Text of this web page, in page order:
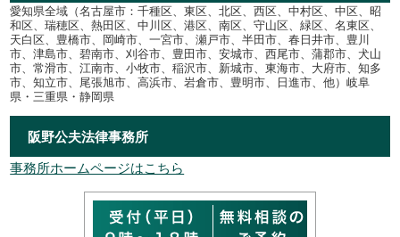
愛知県全域（名古屋市：千種区、東区、北区、西区、中村区、中区、昭
和区、瑞穂区、熱田区、中川区、港区、南区、守山区、緑区、名東区、
天白区、豊橋市、岡崎市、一宮市、瀬戸市、半田市、春日井市、豊川
市、津島市、碧南市、刈谷市、豊田市、安城市、西尾市、蒲郡市、犬山
市、常滑市、江南市、小牧市、稲沢市、新城市、東海市、大府市、知多
市、知立市、尾張旭市、高浜市、岩倉市、豊明市、日進市、他）岐阜
県・三重県・静岡県
阪野公夫法律事務所
事務所ホームページはこちら